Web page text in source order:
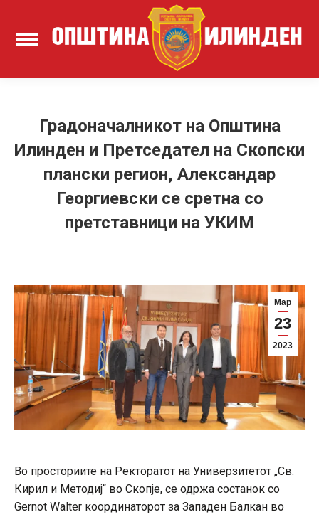
Градоначалникот на Општина
Илинден и Претседател на Скопски
плански регион, Александар
Георгиевски се сретна со
претставници на УКИМ
Мар
23
2023
Во просториите на Ректоратот на Универзитетот „Св.
Кирил и Методиј“ во Скопје, се одржа состанок со
Gernot Walter координаторот за Западен Балкан во